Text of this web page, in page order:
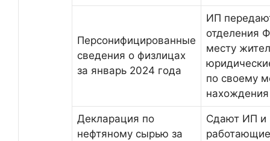
Персонифицированные
сведения о физлицах
за январь 2024 года
ИП
отделения
месту
по своему
нахождения
Декларация по
нефтяному сырью за
Сдают ИП и